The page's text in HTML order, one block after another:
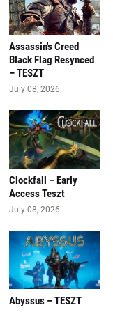
Assassin's Creed
Black Flag Resynced
– TESZT
July 08, 2026
Clockfall – Early
Access Teszt
July 08, 2026
Abyssus – TESZT